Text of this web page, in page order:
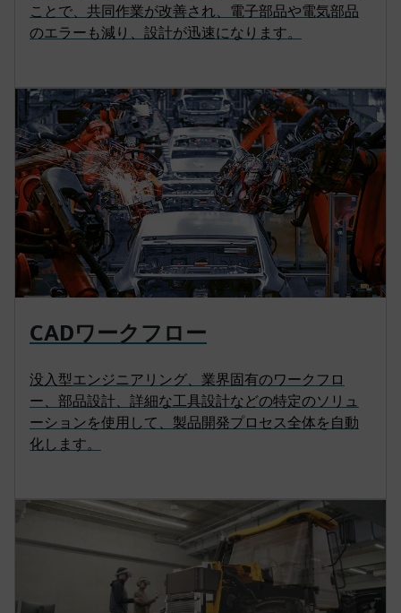
ことで、共同作業が改善され、電子部品や電気部品
のエラーも減り、設計が迅速になります。
CADワークフロー
没入型エンジニアリング、業界固有のワークフロ
ー、部品設計、詳細な工具設計などの特定のソリュ
ーションを使用して、製品開発プロセス全体を自動
化します。